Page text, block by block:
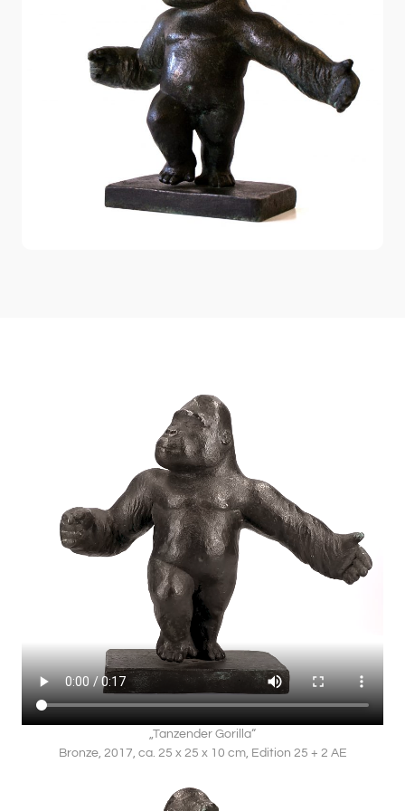
innerhalb der Gruppe der großen Menschenaffen, zu
denen ja ebenso der Schimpanse, der Bonobo und
der Orang Utan gehören, spielt der Gorilla für uns
beide nochmal eine zentrale Rolle.
So ist z.B. der Gorilla, den ich 2004 aus Gips
modelliert habe, und von dem hier einige Fotos zu
sehen sind, meine erste Arbeit, die in Bronze
gegossen wurde. Zudem ist es auch die einzige
Arbeit, die ich jemals aus Gips modelliert habe und
Menschenaffen bieten eine schöne Möglichkeit den
Affen in sich selbst aufzuspüren. Man braucht da
auch meist gar nicht lange zu suchen. Das schließt
die Ähnlichkeit der physischen Erscheinung zwar mit
ein, geht aber weit darüber hinaus.
Allein die genetische Übereinstimmung zwischen
Bonobos und Menschen beträgt 98,8 %. Das Blut
beider Arten ist sogar in dem Maße baugleich, dass
beide einander als Blutspender in Frage kommen
Die Forderungen des Great Ape Projects nach
Menschenrechten für Menschenaffen sind allein aus
diesem Grunde mehr als plausibel und böten zudem
eine um das Vielfache verbesserte Möglichkeit, die
„Tanzender Gorilla“
Bronze, 2017, ca. 25 x 25 x 10 cm, Edition 25 + 2 AE